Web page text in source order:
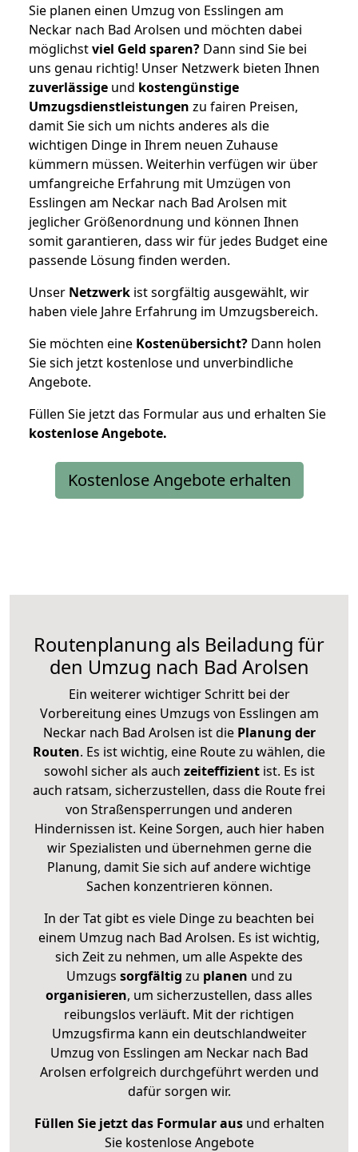
Sie planen einen Umzug von Esslingen am
Neckar nach Bad Arolsen und möchten dabei
möglichstviel Geld sparen? Dann sind Sie bei
uns genau richtig! Unser Netzwerk bieten Ihnen
zuverlässige und kostengünstige
Umzugsdienstleistungen zu fairen Preisen,
damit Sie sich um nichts anderes als die
wichtigen Dinge in Ihrem neuen Zuhause
kümmern müssen. Weiterhin verfügen wir über
umfangreiche Erfahrung mit Umzügen von
Esslingen am Neckar nach Bad Arolsen mit
jeglicher Größenordnung und können Ihnen
somit garantieren, dass wir für jedes Budget eine
passende Lösung finden werden.
Unser Netzwerk ist sorgfältig ausgewählt, wir
haben viele Jahre Erfahrung im Umzugsbereich.
Sie möchten eine Kostenübersicht? Dann holen
Sie sich jetzt kostenlose und unverbindliche
Angebote.
Füllen Sie jetzt das Formular aus und erhalten Sie
kostenloseAngebote.
Kostenlose Angebote erhalten
Routenplanung als Beiladung für
den Umzug nach Bad Arolsen
Ein weiterer wichtiger Schritt bei der
Vorbereitung eines Umzugs von Esslingen am
Neckar nach Bad Arolsen ist diePlanung der
Routen. Es ist wichtig, eine Route zu wählen, die
sowohl sicher als auch zeiteffizientist. Es ist
auch ratsam, sicherzustellen, dass die Route frei
von Straßensperrungen und anderen
Hindernissen ist. Keine Sorgen, auch hier haben
wir Spezialisten und übernehmen gerne die
Planung, damit Sie sich auf andere wichtige
Sachen konzentrieren können.
In der Tat gibt es viele Dinge zu beachten bei
einem Umzug nach Bad Arolsen. Es ist wichtig,
sich Zeit zu nehmen, um alle Aspekte des
Umzugs sorgfältig zu planen und zu
organisieren, um sicherzustellen, dass alles
reibungslos verläuft. Mit der richtigen
Umzugsfirma kann ein deutschlandweiter
Umzug von Esslingen am Neckar nach Bad
Arolsen erfolgreich durchgeführt werden und
dafür sorgen wir.
Füllen Sie jetzt das Formular ausund erhalten
Sie kostenlose Angebote